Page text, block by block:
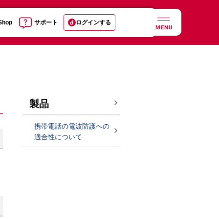
サポート ログインする
MENU
製品
携帯電話の電波防護への
適合性について